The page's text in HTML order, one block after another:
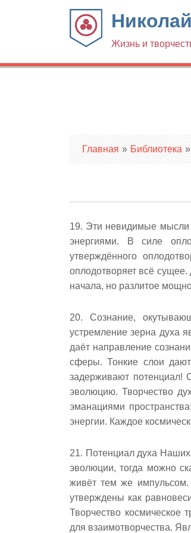
Жизнь и
Вы здесь
Главная » Библиотека »
19. Эти невидимые мысли
энергиями. В силе
утверждённого
оплодотворяет всё
начала, но разлитое
20. Сознание,
устремление зерна духа
даёт направление
сферы. Тонкие слои
задерживают потенциал!
эволюцию. Творчество
эманациями
энергии. Каждое
21. Потенциал духа Наших
эволюции, тогда можно
живёт тем же
утверждены как
Творчество космическое
для взаимотворчества.